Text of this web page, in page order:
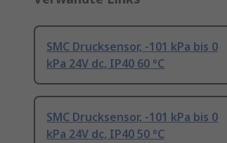
SMC Drucksensor, -101 kPa bis 0
kPa 24V dc, IP40 60 °C
SMC Drucksensor, -101 kPa bis 0
kPa 24V dc, IP40 50 °C